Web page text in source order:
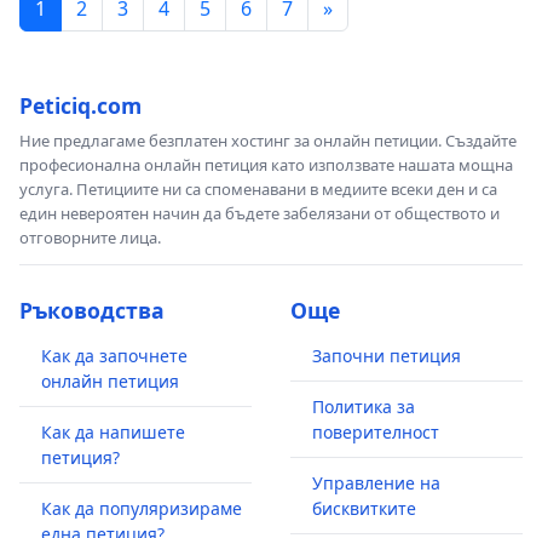
1 2 3 4 5 6 7 »
Peticiq.com
Ние предлагаме безплатен хостинг за онлайн петиции. Създайте
професионална онлайн петиция като използвате нашата мощна
услуга. Петициите ни са споменавани в медиите всеки ден и са
един невероятен начин да бъдете забелязани от обществото и
отговорните лица.
Ръководства
Как да започнете
онлайн петиция
Как да напишете
петиция?
Как да популяризираме
Още
Започни петиция
Политика за
поверителност
Управление на
бисквитките